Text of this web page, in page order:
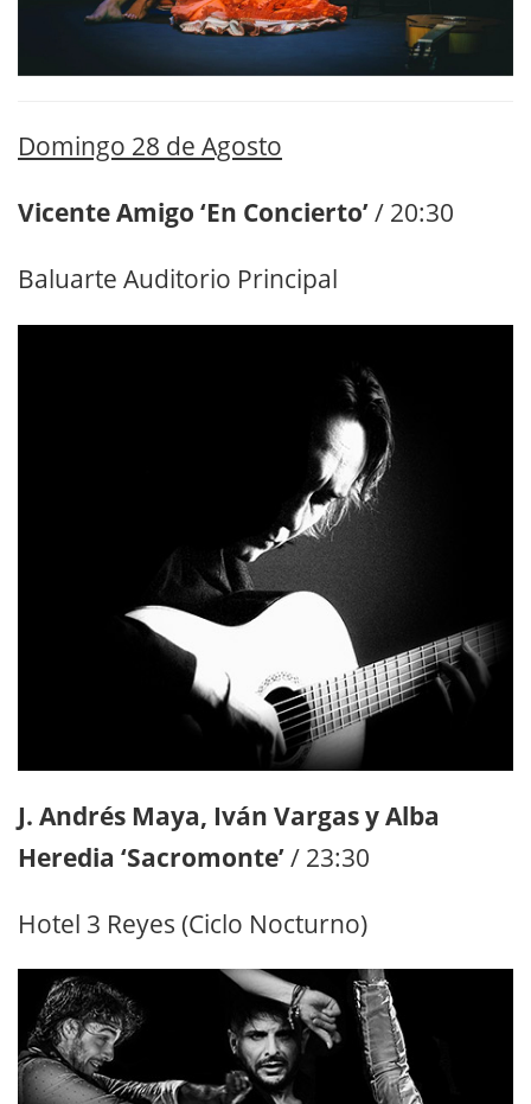
Domingo 28 de Agosto
Vicente Amigo ‘En Concierto’/ 20:30
Baluarte Auditorio Principal
J. Andrés Maya, Iván Vargas y Alba
Heredia ‘Sacromonte’/ 23:30
Hotel 3 Reyes (Ciclo Nocturno)